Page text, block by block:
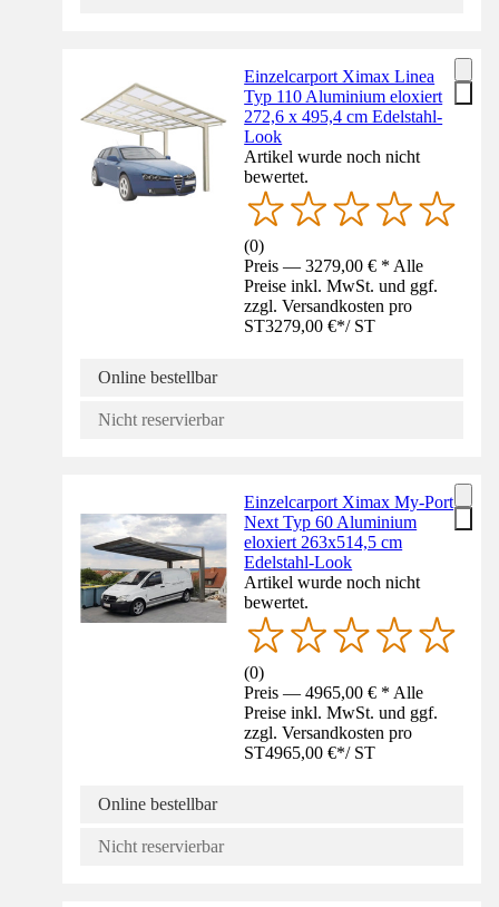
Einzelcarport Ximax Linea
Typ 110 Aluminium eloxiert
272,6 x 495,4 cm Edelstahl-
Look
Artikel wurde noch nicht
bewertet.
(0)
Preis — 3279,00 € * Alle
Preise inkl. MwSt. und ggf.
zzgl. Versandkosten pro
ST3279,00 €*/ ST
Online bestellbar
Nicht reservierbar
Einzelcarport Ximax My-Port
Next Typ 60 Aluminium
eloxiert 263x514,5 cm
Edelstahl-Look
Artikel wurde noch nicht
bewertet.
(0)
Preis — 4965,00 € * Alle
Preise inkl. MwSt. und ggf.
zzgl. Versandkosten pro
ST4965,00 €*/ ST
Online bestellbar
Nicht reservierbar